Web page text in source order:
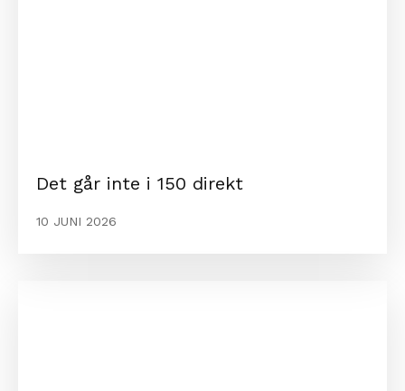
Det går inte i 150 direkt
10 JUNI 2026